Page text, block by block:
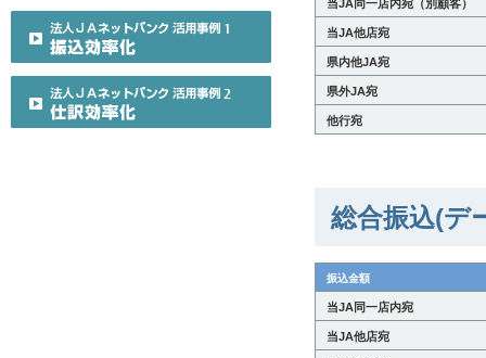
当JA同一店内宛（別顧客）
当JA他店宛
県内他JA宛
県外JA宛
他行宛
総合振込(デ
振込金額
当JA同一店内宛
当JA他店宛